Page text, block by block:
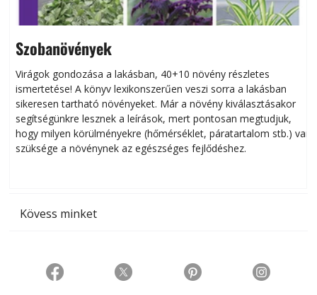
Szobanövények
Virágok gondozása a lakásban, 40+10 növény részletes
ismertetése! A könyv lexikonszerűen veszi sorra a lakásban
sikeresen tart­ha­tó növényeket. Már a növény kiválasztásakor
segítségünkre lesznek a leírások, mert pontosan megtudjuk,
hogy milyen körülményekre (hőmérséklet, páratartalom stb.) van
szüksége a növénynek az egészséges fejlődéshez.
Kövess minket